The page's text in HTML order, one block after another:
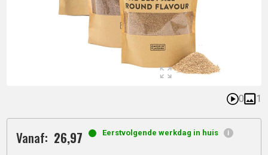
0 1
Vanaf: 26,97 Eerstvolgende werkdag in huis